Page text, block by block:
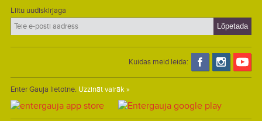
Liitu uudiskirjaga
Kuidas meid leida:
Enter Gauja lietotne. Uzzināt vairāk »